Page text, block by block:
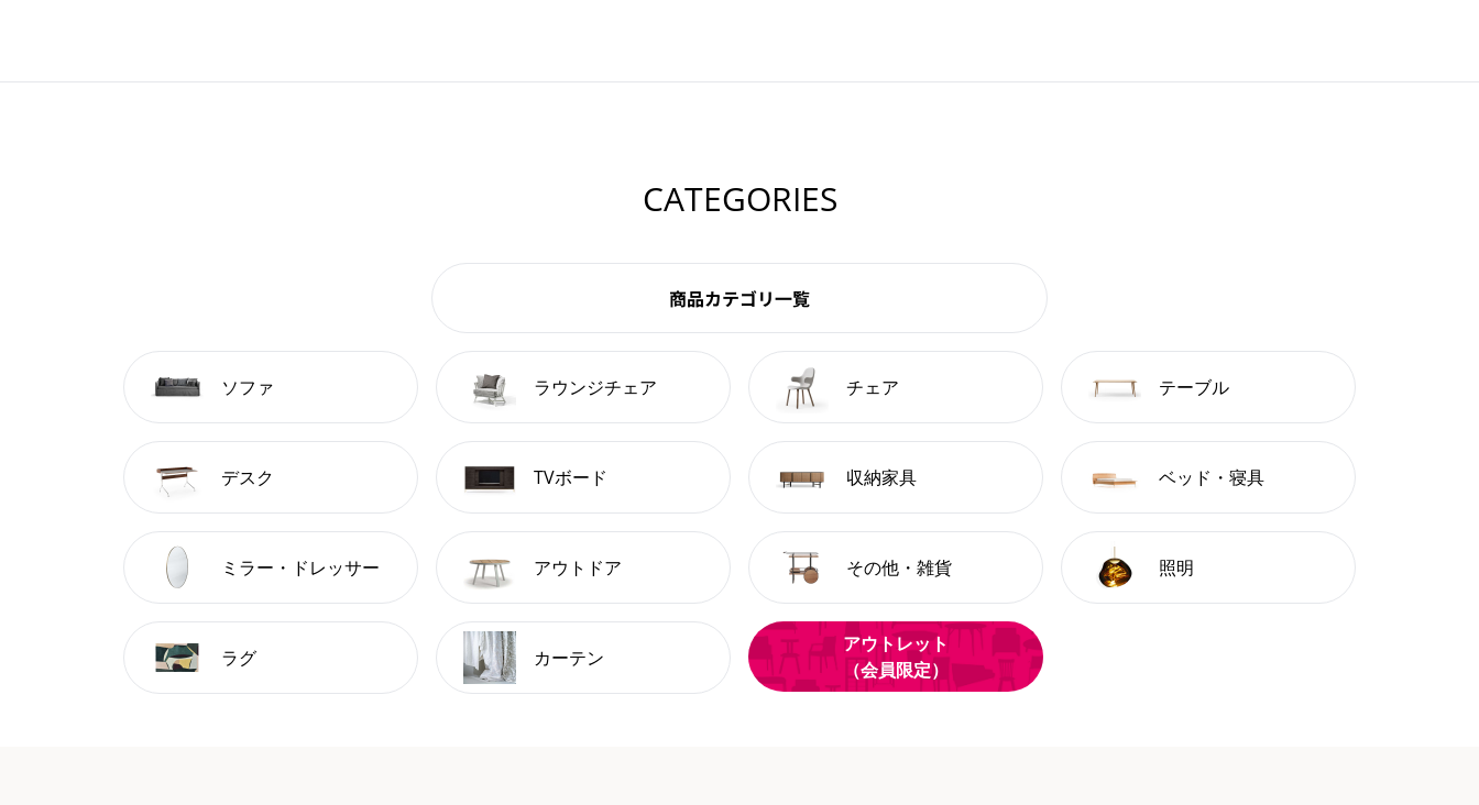
CATEGORIES
商品カテゴリ一覧
ソファ ラウンジチェア チェア テーブル
デスク TVボード 収納家具 ベッド・寝具
ミラー・ドレッサー アウトドア その他・雑貨 照明
ラグ カーテン
アウトレット
（会員限定）